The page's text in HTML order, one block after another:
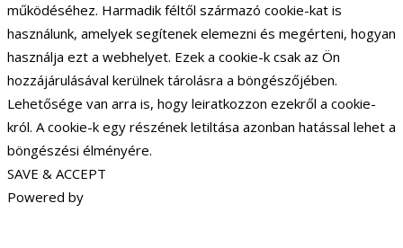
működéséhez. Harmadik féltől származó cookie-kat is
használunk, amelyek segítenek elemezni és megérteni, hogyan
használja ezt a webhelyet. Ezek a cookie-k csak az Ön
hozzájárulásával kerülnek tárolásra a böngészőjében.
Lehetősége van arra is, hogy leiratkozzon ezekről a cookie-
król. A cookie-k egy részének letiltása azonban hatással lehet a
böngészési élményére.
SAVE & ACCEPT
Powered by